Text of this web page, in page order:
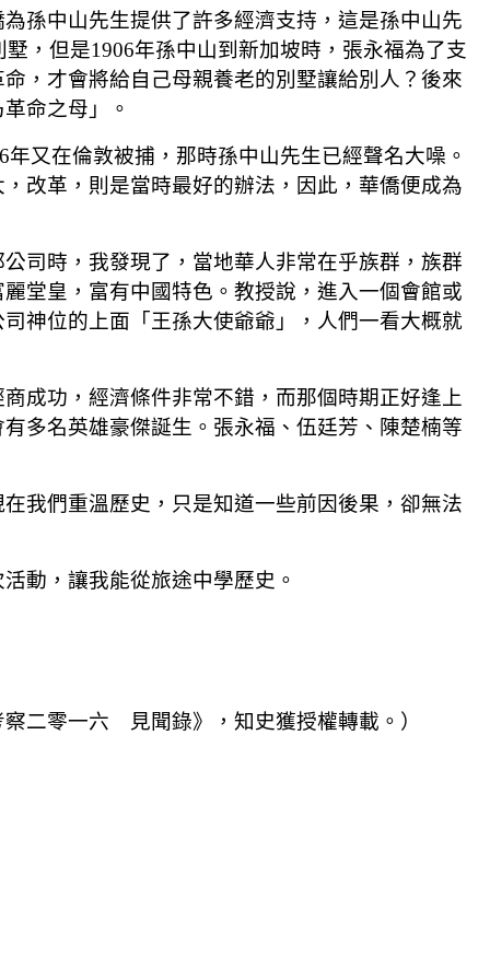
孫中山先生提供了許多經濟支持，這是孫中山先
，但是1906年孫中山到新加坡時，張永福為了支
，才會將給自己母親養老的別墅讓給別人？後來
命之母」。
又在倫敦被捕，那時孫中山先生已經聲名大噪。
改革，則是當時最好的辦法，因此，華僑便成為
司時，我發現了，當地華人非常在乎族群，族群
堂皇，富有中國特色。教授說，進入一個會館或
神位的上面「王孫大使爺爺」，人們一看大概就
成功，經濟條件非常不錯，而那個時期正好逢上
多名英雄豪傑誕生。張永福、伍廷芳、陳楚楠等
我們重溫歷史，只是知道一些前因後果，卻無法
動，讓我能從旅途中學歷史。
二零一六 見聞錄》，知史獲授權轉載。）